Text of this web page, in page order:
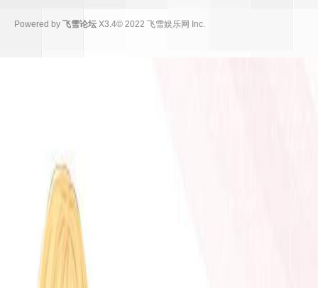
Powered by 飞雪论坛 X3.4© 2022 飞雪娱乐网 Inc.